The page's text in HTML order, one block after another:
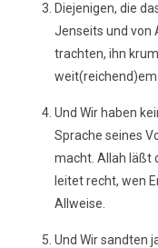
Diejenigen, die
Jenseits und von
trachten, ihn
weit(reichend)em
Und Wir haben
Sprache seines
macht. Allah läßt
leitet recht, wen
Allweise.
Und Wir sandten